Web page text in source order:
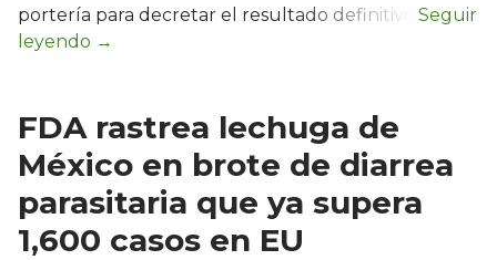
portería para decretar el resultado definitivo.
FDA rastrea lechuga de
México en brote de diarrea
parasitaria que ya supera
1,600 casos en EU